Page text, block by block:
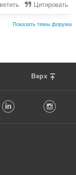
Цитировать
Показать темы форума
Верх
LinkedIn